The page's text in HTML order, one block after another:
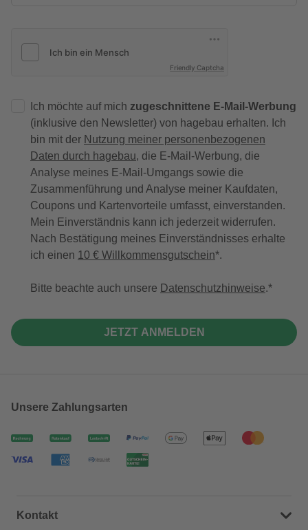
Friendly Captcha
Ich möchte auf mich zugeschnittene E-Mail-Werbung
(inklusive den Newsletter) von hagebau erhalten. Ich
bin mit der Nutzung meiner personenbezogenen
Daten durch hagebau, die E-Mail-Werbung, die
Analyse meines E-Mail-Umgangs sowie die
Zusammenführung und Analyse meiner Kaufdaten,
Coupons und Kartenvorteile umfasst, einverstanden.
Mein Einverständnis kann ich jederzeit widerrufen.
Nach Bestätigung meines Einverständnisses erhalte
ich einen 10 € Willkommensgutschein*.
Bitte beachte auch unsere Datenschutzhinweise.
JETZT ANMELDEN
Unsere Zahlungsarten
Kontakt